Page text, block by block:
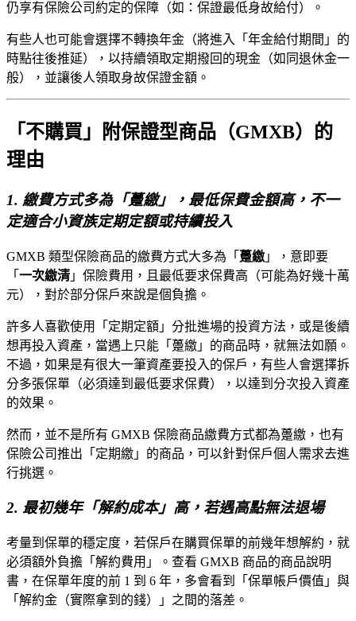
仍享有保險公司約定的保障（如：保證最低身故給付）。
有些人也可能會選擇不轉換年金（將進入「年金給付期間」的
時點往後推延），以持續領取定期撥回的現金（如同退休金一
般），並讓後人領取身故保證金額。
「不購買」附保證型商品（GMXB）的
理由
1. 繳費方式多為「躉繳」，最低保費金額高，不一
定適合小資族定期定額或持續投入
GMXB 類型保險商品的繳費方式大多為「 躉繳 」，意即要
「 一次繳清 」保險費用，且最低要求保費高（可能為好幾十萬
元），對於部分保戶來說是個負擔。
許多人喜歡使用「定期定額」分批進場的投資方法，或是後續
想再投入資產，當遇上只能「躉繳」的商品時，就無法如願。
不過，如果是有很大一筆資產要投入的保戶，有些人會選擇拆
分多張保單（必須達到最低要求保費），以達到分次投入資產
的效果。
然而，並不是所有 GMXB 保險商品繳費方式都為躉繳，也有
保險公司推出「定期繳」的商品，可以針對保戶個人需求去進
行挑選。
2. 最初幾年「解約成本」高，若遇高點無法退場
考量到保單的穩定度，若保戶在購買保單的前幾年想解約，就
必須額外負擔「解約費用」。查看 GMXB 商品的商品說明
書，在保單年度的前 1 到 6 年，多會看到「保單帳戶價值」與
「解約金（實際拿到的錢）」之間的落差。